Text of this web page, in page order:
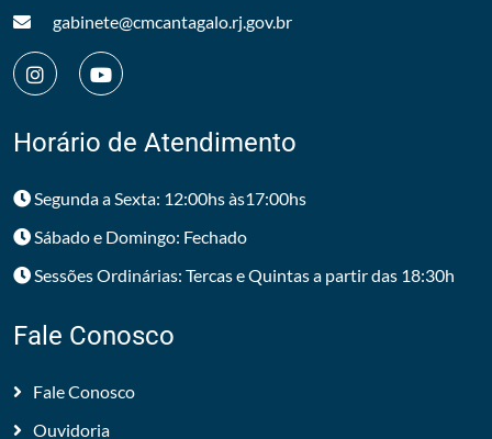
gabinete@cmcantagalo.rj.gov.br
Horário de Atendimento
Segunda a Sexta: 12:00hs às17:00hs
Sábado e Domingo: Fechado
Sessões Ordinárias: Tercas e Quintas a partir das 18:30h
Fale Conosco
Fale Conosco
Ouvidoria